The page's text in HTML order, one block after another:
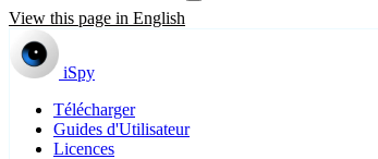
View this page in English
iSpy
Télécharger
Guides d'Utilisateur
Licences